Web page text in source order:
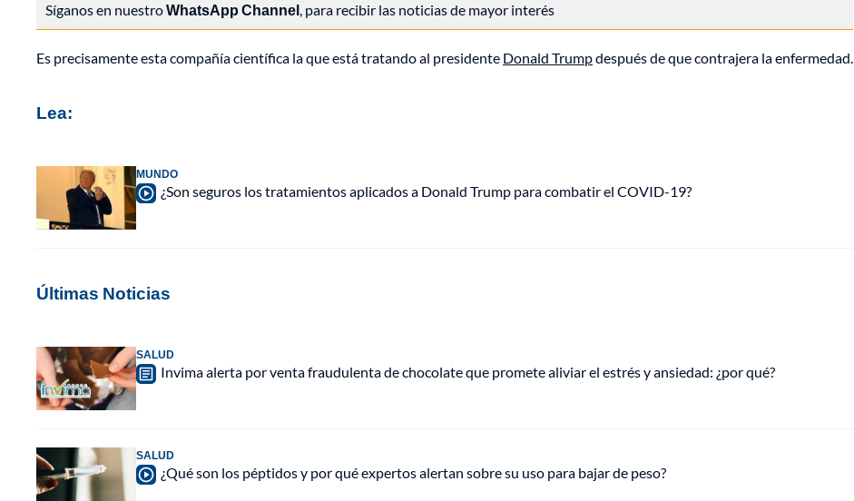
Síganos en nuestroWhatsApp Channel, para recibir las noticias de mayor interés
Es precisamente esta compañía científica la que está tratando al presidente Donald Trumpdespués de que contrajera la enfermedad.
Lea:
MUNDO
¿Son seguros los tratamientos aplicados a Donald Trump para combatir el COVID-19?
Últimas Noticias
SALUD
Invima alerta por venta fraudulenta de chocolate que promete aliviar el estrés y ansiedad: ¿por qué?
SALUD
¿Qué son los péptidos y por qué expertos alertan sobre su uso para bajar de peso?